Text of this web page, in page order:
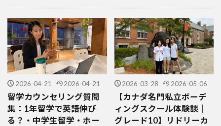
2026-04-21 2026-04-21
留学カウンセリング質問
集：1年留学で英語伸び
る？・中学生留学・ホー
2026-03-28 2026-05-06
【カナダ名門私立ボーデ
ィングスクール体験談｜
グレード10】リドリーカ